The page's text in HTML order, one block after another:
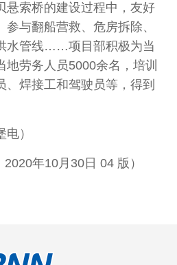
索桥的建设过程中，友好
与翻船营救、危房拆除、
水管线……项目部积极为当
地劳务人员5000余名，培训
、焊接工和驾驶员等，得到
）
年10月30日 04 版）